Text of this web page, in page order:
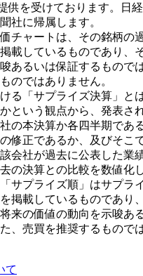
供を受けております。日
社に帰属します。
チャートは、その銘柄の
載しているものであり、
あるいは保証するもので
のではありません。
る「サプライズ決算」と
という観点から、発表さ
の本決算か各四半期であ
修正であるか、及びそこ
会社が過去に公表した業
の決算との比較を数値化
サプライズ順」はサプラ
掲載しているものであり
来の価値の動向を示唆あ
、売買を推奨するもので
て